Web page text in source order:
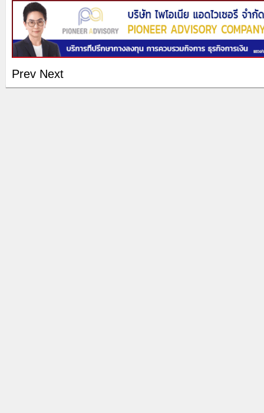
Prev Next